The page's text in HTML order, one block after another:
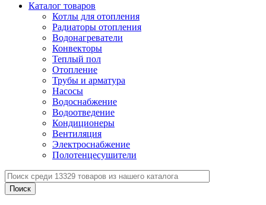
Каталог товаров
Котлы для отопления
Радиаторы отопления
Водонагреватели
Конвекторы
Теплый пол
Отопление
Трубы и арматура
Насосы
Водоснабжение
Водоотведение
Кондиционеры
Вентиляция
Электроснабжение
Полотенцесушители